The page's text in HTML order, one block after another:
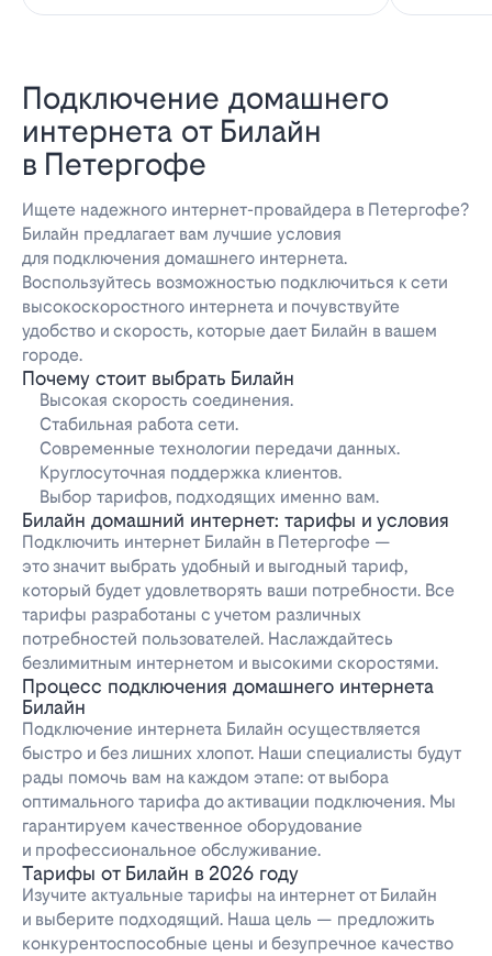
Подключение домашнего
интернета от Билайн
в Петергофе
Ищете надежного интернет-провайдера в Петергофе?
Билайн предлагает вам лучшие условия
для подключения домашнего интернета.
Воспользуйтесь возможностью подключиться к сети
высокоскоростного интернета и почувствуйте
удобство и скорость, которые дает Билайн в вашем
городе.
Почему стоит выбрать Билайн
Высокая скорость соединения.
Стабильная работа сети.
Современные технологии передачи данных.
Круглосуточная поддержка клиентов.
Выбор тарифов, подходящих именно вам.
Билайн домашний интернет: тарифы и условия
Подключить интернет Билайн в Петергофе —
это значит выбрать удобный и выгодный тариф,
который будет удовлетворять ваши потребности. Все
тарифы разработаны с учетом различных
потребностей пользователей. Наслаждайтесь
безлимитным интернетом и высокими скоростями.
Процесс подключения домашнего интернета
Билайн
Подключение интернета Билайн осуществляется
быстро и без лишних хлопот. Наши специалисты будут
рады помочь вам на каждом этапе: от выбора
оптимального тарифа до активации подключения. Мы
гарантируем качественное оборудование
и профессиональное обслуживание.
Тарифы от Билайн в 2026 году
Изучите актуальные тарифы на интернет от Билайн
и выберите подходящий. Наша цель — предложить
конкурентоспособные цены и безупречное качество